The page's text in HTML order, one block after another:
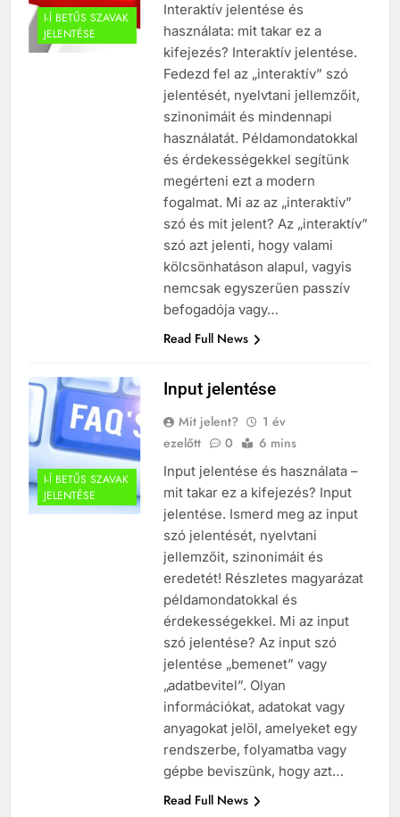
I-Í BETŰS SZAVAK
JELENTÉSE
Interaktív jelentése és
használata: mit takar ez a
kifejezés? Interaktív jelentése.
Fedezd fel az „interaktív” szó
jelentését, nyelvtani jellemzőit,
szinonimáit és mindennapi
használatát. Példamondatokkal
és érdekességekkel segítünk
megérteni ezt a modern
fogalmat. Mi az az „interaktív”
szó és mit jelent? Az „interaktív”
szó azt jelenti, hogy valami
kölcsönhatáson alapul, vagyis
nemcsak egyszerűen passzív
befogadója vagy…
Read Full News
I-Í BETŰS SZAVAK
JELENTÉSE
Input jelentése
Mit jelent?
1 év
ezelőtt
0 6 mins
Input jelentése és használata –
mit takar ez a kifejezés? Input
jelentése. Ismerd meg az input
szó jelentését, nyelvtani
jellemzőit, szinonimáit és
eredetét! Részletes magyarázat
példamondatokkal és
érdekességekkel. Mi az input
szó jelentése? Az input szó
jelentése „bemenet” vagy
„adatbevitel”. Olyan
információkat, adatokat vagy
anyagokat jelöl, amelyeket egy
rendszerbe, folyamatba vagy
gépbe beviszünk, hogy azt…
Read Full News